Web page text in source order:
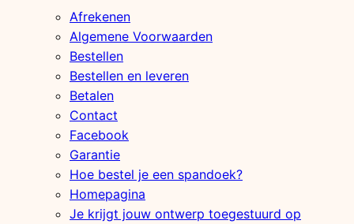
Afrekenen
Algemene Voorwaarden
Bestellen
Bestellen en leveren
Betalen
Contact
Facebook
Garantie
Hoe bestel je een spandoek?
Homepagina
Je krijgt jouw ontwerp toegestuurd op